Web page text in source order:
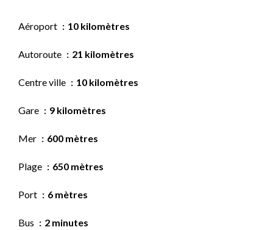
Aéroport 10 kilomètres
Autoroute 21 kilomètres
Centre ville 10 kilomètres
Gare 9 kilomètres
Mer 600 mètres
Plage 650 mètres
Port 6 mètres
Bus 2 minutes